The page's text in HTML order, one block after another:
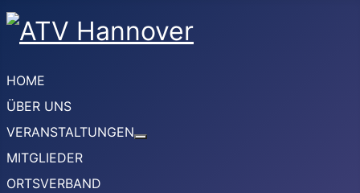
HOME
ÜBER UNS
VERANSTALTUNGEN
MITGLIEDER
ORTSVERBAND